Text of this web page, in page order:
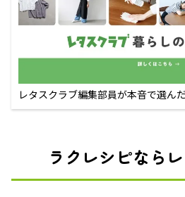
レタスクラブ編集部員が本音で選ん
ラクレシピなら